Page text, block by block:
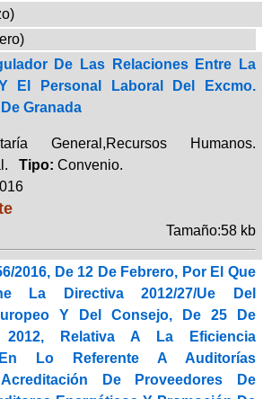
De Las Relaciones Entre La
El Personal Laboral Del Excmo.
Granada
General,Recursos Humanos.
Tipo: Convenio.
Tamaño:58 kb
2016, De 12 De Febrero, Por El Que
La Directiva 2012/27/Ue Del
Y Del Consejo, De 25 De
Relativa A La Eficiencia
En Lo Referente A Auditorías
Acreditación De Proveedores De